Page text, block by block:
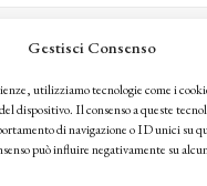
Gestisci Consenso
utilizziamo tecnologie come i
dispositivo. Il consenso a queste
di navigazione o ID unici su
può influire negativamente su
ISCRIVITI
riconosci che le tue informazioni
Policy
right reserved